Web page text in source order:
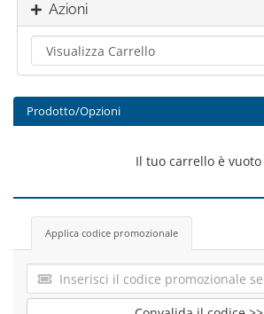
Azioni
Prodotto/Opzioni
Il tuo carrello è vuoto
Applica codice promozionale